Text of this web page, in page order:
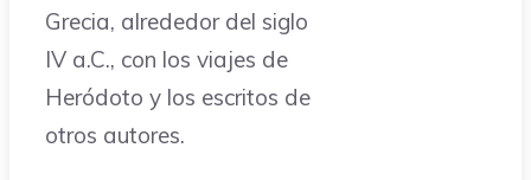
Grecia, alrededor del siglo
IV a.C., con los viajes de
Heródoto y los escritos de
otros autores.